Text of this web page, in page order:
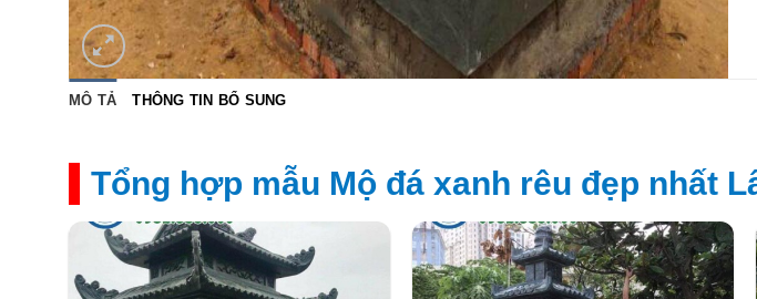
MÔ TẢ THÔNG TIN BỔ SUNG
Tổng hợp mẫu Mộ đá xanh rêu đẹp nhất